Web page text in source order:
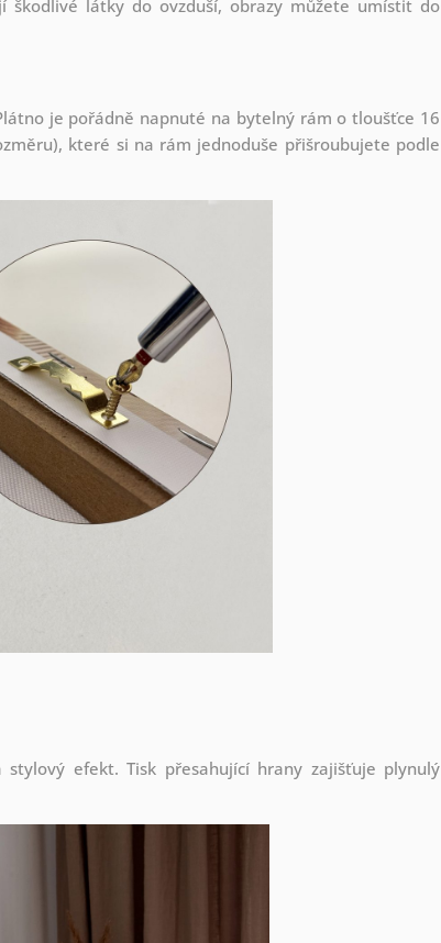
škodlivé látky do ovzduší, obrazy můžete umístit do
je pořádně napnuté na bytelný rám o tloušťce 16
které si na rám jednoduše přišroubujete podle
efekt. Tisk přesahující hrany zajišťuje plynulý